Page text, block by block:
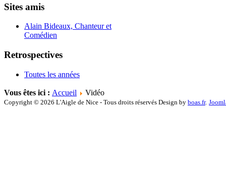
Sites amis
Alain Bideaux, Chanteur et
Comédien
Retrospectives
Toutes les années
Vous êtes ici : Accueil Vidéo
Copyright © 2026 L'Aigle de Nice - Tous droits réservés Design by boas.fr.